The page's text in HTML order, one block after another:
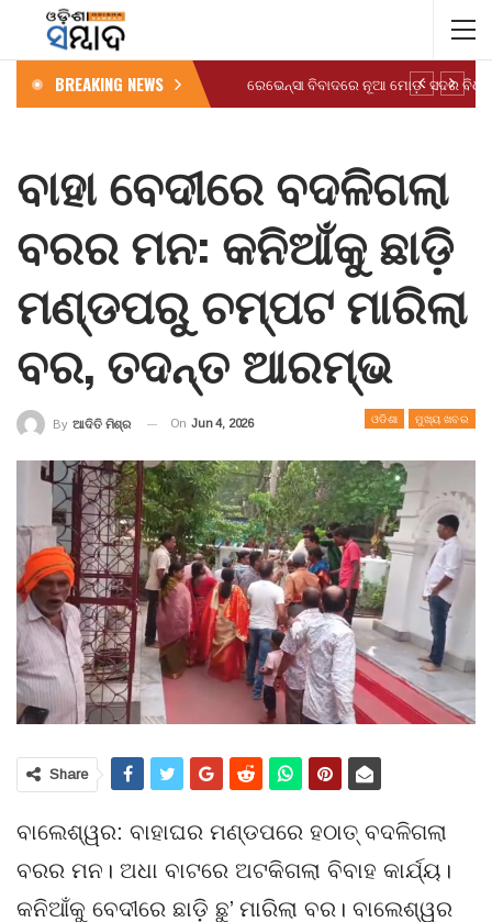
BREAKING NEWS
ବାହା ବେଦୀରେ ବଦଳିଗଲା
ବରର ମନ: କନିଆଁକୁ ଛାଡ଼ି
ମଣ୍ଡପରୁ ଚମ୍ପଟ ମାରିଲା
ବର, ତଦନ୍ତ ଆରମ୍ଭ
ଓଡିଶା ମୁଖ୍ୟ ଖବର
By ଆଦିତି ମିଶ୍ର On Jun 4, 2026
Share
ବାଲେଶ୍ୱର: ବାହାଘର ମଣ୍ଡପରେ ହଠାତ୍‌ ବଦଳିଗଲା
ବରର ମନ। ଅଧା ବାଟରେ ଅଟକିଗଲା ବିବାହ କାର୍ଯ୍ୟ।
କନିଆଁକୁ ବେଦୀରେ ଛାଡ଼ି ଛୁ’ ମାରିଲା ବର। ବାଲେଶ୍ୱର